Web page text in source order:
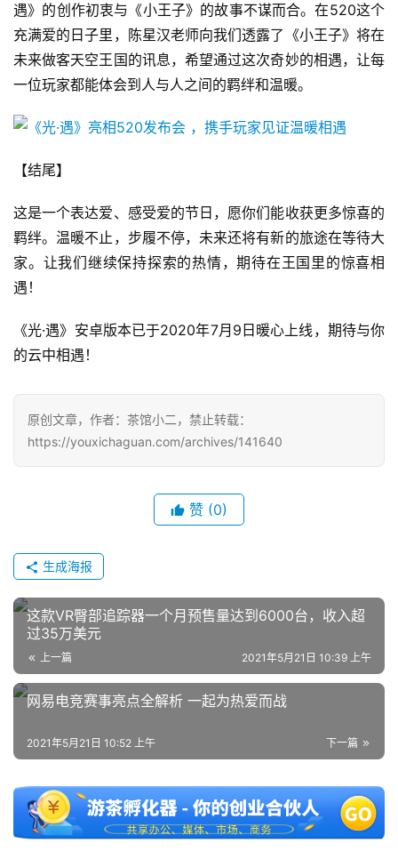
2
0
2
5
第
十
届
茶
奖
7
月
0
日
接
会
上
海
站
文
中
遇》的创作初衷与《小王子》的故事不谋而合。在520这个
充满爱的日子里，陈星汉老师向我们透露了《小王子》将在
未来做客天空王国的讯息，希望通过这次奇妙的相遇，让每
一位玩家都能体会到人与人之间的羁绊和温暖。
【结尾】
这是一个表达爱、感受爱的节日，愿你们能收获更多惊喜的
羁绊。温暖不止，步履不停，未来还将有新的旅途在等待大
家。让我们继续保持探索的热情，期待在王国里的惊喜相
遇！
《光·遇》安卓版本已于2020年7月9日暖心上线，期待与你
的云中相遇！
原创文章，作者：茶馆小二，禁止转载：
https://youxichaguan.com/archives/141640
赞 (0)
生成海报
这款VR臀部追踪器一个月预售量达到6000台，收入超
过35万美元
上一篇 2021年5月21日 10:39 上午
网易电竞赛事亮点全解析 一起为热爱而战
下一篇
2021年5月21日 10:52 上午